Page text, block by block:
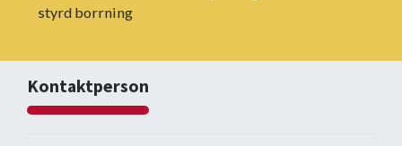
styrd borrning
Kontaktperson